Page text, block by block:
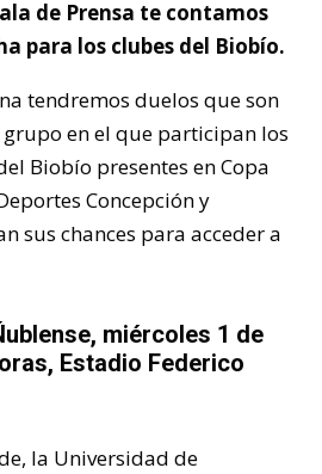
de Prensa te contamos
para los clubes del Biobío.
tendremos duelos que son
en el que participan los
Biobío presentes en Copa
Concepción y
sus chances para acceder a
miércoles 1 de
Estadio Federico
la Universidad de